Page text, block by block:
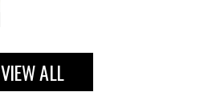
VIEW ALL